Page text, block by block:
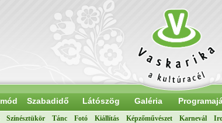
Szabadidő Látószög Galéria
Színésztükör Tánc Fotó Kiállítás Képzőművészet Karnevál